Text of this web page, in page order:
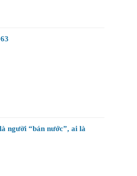
người “bán nước”, ai là